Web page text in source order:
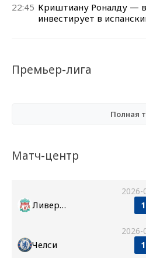
22:45 Криштиану Роналду —
инвестирует в
Премьер-лига
Полная
Матч-центр
2026-
Ливерпуль 1
2026-
Челси 1